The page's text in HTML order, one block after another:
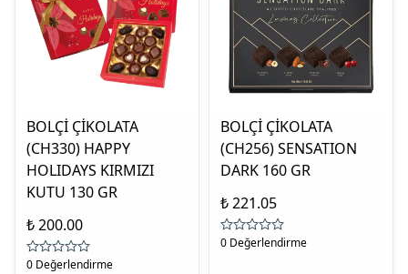
BOLÇİ ÇİKOLATA
(CH330) HAPPY
HOLIDAYS KIRMIZI
KUTU 130 GR
₺ 200.00
0 Değerlendirme
BOLÇİ ÇİKOLATA
(CH256) SENSATION
DARK 160 GR
₺ 221.05
0 Değerlendirme